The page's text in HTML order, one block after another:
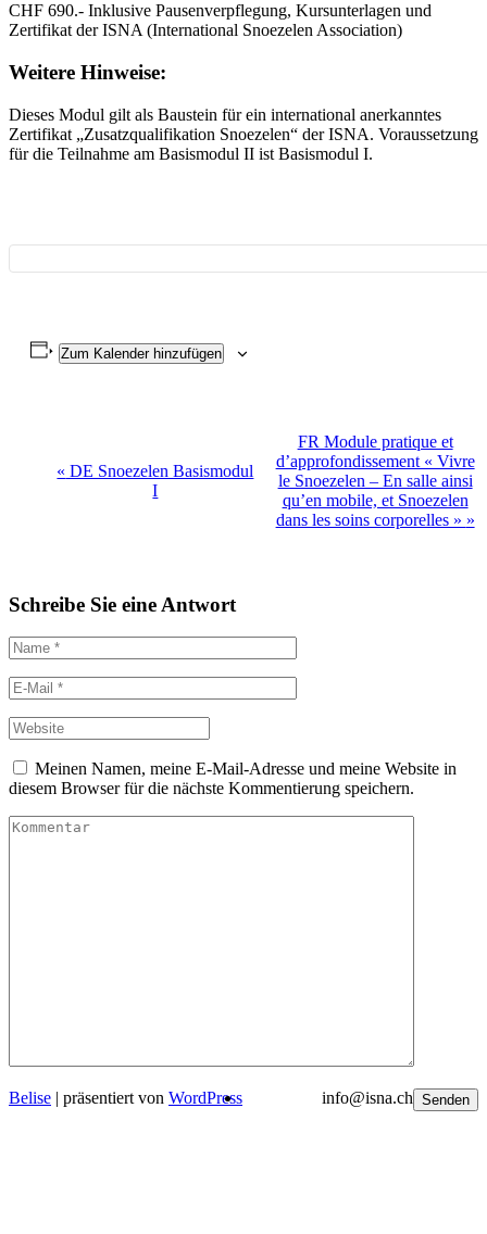
CHF 690.- Inklusive Pausenverpflegung, Kursunterlagen und
Zertifikat der ISNA (International Snoezelen Association)
Weitere Hinweise:
Dieses Modul gilt als Baustein für ein international anerkanntes
Zertifikat „Zusatzqualifikation Snoezelen“ der ISNA. Voraussetzung
für die Teilnahme am Basismodul II ist Basismodul I.
Zum Kalender hinzufügen
Navigation
« DE Snoezelen Basismodul
I
FR Module pratique et
d’approfondissement « Vivre
le Snoezelen – En salle ainsi
qu’en mobile, et Snoezelen
dans les soins corporelles » »
Schreibe Sie eine Antwort
Meinen Namen, meine E-Mail-Adresse und meine Website in
diesem Browser für die nächste Kommentierung speichern.
Belise | präsentiert von WordPress info@isna.ch